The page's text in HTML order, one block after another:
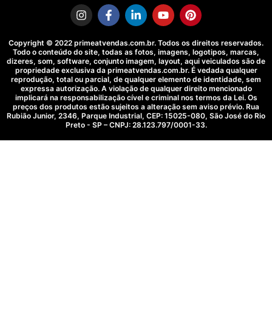
n
s
t
a
g
r
a
m
a
c
e
b
o
o
k
-
f
i
n
k
e
d
i
n
-
i
n
o
u
t
u
b
e
i
n
t
e
r
e
s
t
Copyright © 2022 primeatvendas.com.br. Todos os direitos reservados.
Todo o conteúdo do site, todas as fotos, imagens, logotipos, marcas,
dizeres, som, software, conjunto imagem, layout, aqui veiculados são de
propriedade exclusiva da primeatvendas.com.br. É vedada qualquer
reprodução, total ou parcial, de qualquer elemento de identidade, sem
expressa autorização. A violação de qualquer direito mencionado
implicará na responsabilização cível e criminal nos termos da Lei. Os
preços dos produtos estão sujeitos a alteração sem aviso prévio. Rua
Rubião Junior, 2346, Parque Industrial, CEP: 15025-080, São José do Rio
Preto - SP – CNPJ: 28.123.797/0001-33.